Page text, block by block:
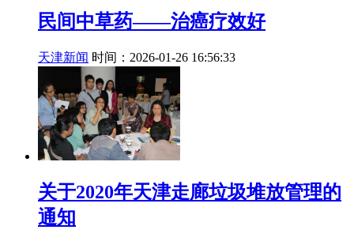
民间中草药——治癌疗效好
天津新闻 时间：2026-01-26 16:56:33
关于2020年天津走廊垃圾堆放管理的
通知